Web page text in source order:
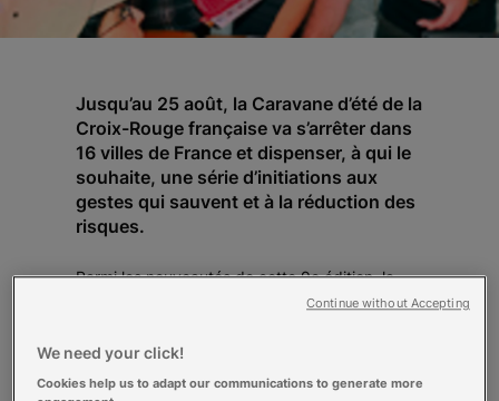
Jusqu’au 25 août, la Caravane d’été de la
Croix-Rouge française va s’arrêter dans
16 villes de France et dispenser, à qui le
souhaite, une série d’initiations aux
gestes qui sauvent et à la réduction des
risques.
Parmi les nouveautés de cette 9e édition, la
Maison Géante qui suivra la Caravane étape
sur les risques domestiques encourus par les
Le constat est simple : les personnes ne sont
We need your click!
Cookies help us to adapt our communications to generate more
Continue without Accepting